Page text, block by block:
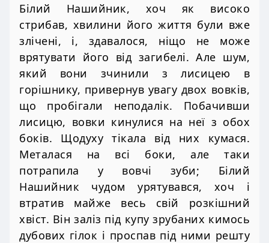
Білий Нашийник, хоч як високо
стрибав, хвилини його життя були вже
злічені, і, здавалося, ніщо не може
врятувати його від загибелі. Але шум,
який вони зчинили з лисицею в
горішнику, привернув увагу двох вовків,
що пробігали неподалік. Побачивши
лисицю, вовки кинулися на неї з обох
боків. Щодуху тікала від них кумася.
Металася на всі боки, але таки
потрапила у вовчі зуби; Білий
Нашийник чудом урятувався, хоч і
втратив майже весь свій розкішний
хвіст. Він заліз під купу зрубаних кимось
дубових гілок і проспав під ними решту